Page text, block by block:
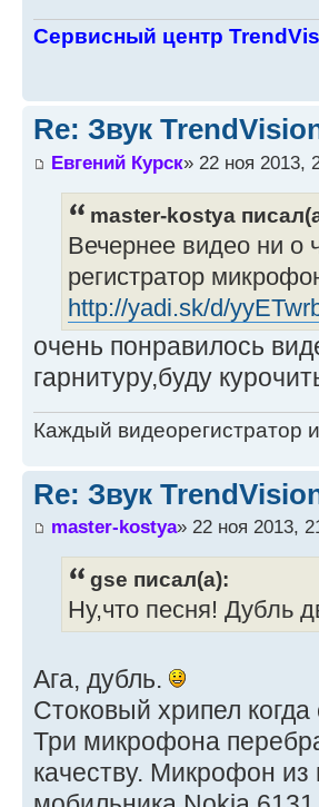
Сервисный центр
Re: Звук
Евгений Курск» 22 ноя 2013,
master-kostya
Вечернее видео ни о
регистратор
http://yadi.sk/d/
очень понравилось
гарнитуру,буду
Каждый видеорегистратор
Re: Звук
master-kostya» 22 ноя 2013,
gse писал(а):
Ну,что песня! Дубль
Ага, дубль.
Стоковый хрипел
Три микрофона
качеству. Микрофон